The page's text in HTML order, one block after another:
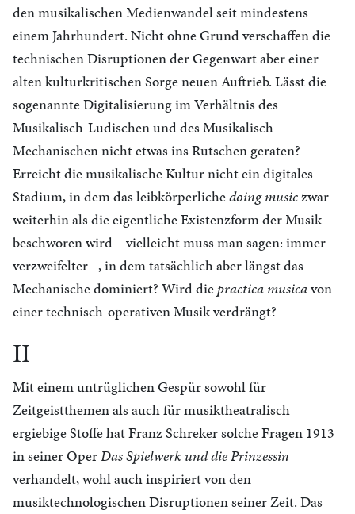
den musikalischen Medienwandel seit mindestens
einem Jahrhundert. Nicht ohne Grund verschaffen die
technischen Disruptionen der Gegenwart aber einer
alten kulturkritischen Sorge neuen Auftrieb. Lässt die
sogenannte Digitalisierung im Verhältnis des
Musikalisch-Ludischen und des Musikalisch-
Mechanischen nicht etwas ins Rutschen geraten?
Erreicht die musikalische Kultur nicht ein digitales
Stadium, in dem das leibkörperlichedoing musiczwar
weiterhin als die eigentliche Existenzform der Musik
beschworen wird – vielleicht muss man sagen: immer
verzweifelter –, in dem tatsächlich aber längst das
Mechanische dominiert? Wird diepractica musicavon
einer technisch-operativen Musik verdrängt?
II
Mit einem untrüglichen Gespür sowohl für
Zeitgeistthemen als auch für musiktheatralisch
ergiebige Stoffe hat Franz Schreker solche Fragen 1913
in seiner OperDas Spielwerk und die Prinzessin
verhandelt, wohl auch inspiriert von den
musiktechnologischen Disruptionen seiner Zeit. Das